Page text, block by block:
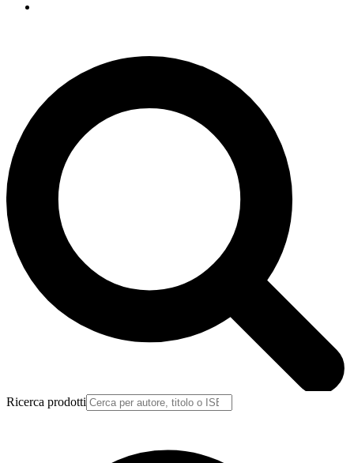
Ricerca prodotti